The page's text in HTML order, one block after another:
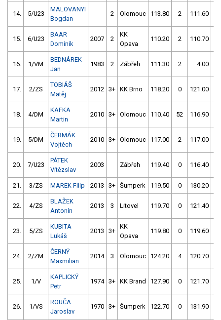
14. 5/U23
MALOVANYI
Bogdan
2 Olomouc 113.80 2 111.60
15. 6/U23
BAAR
Dominik
2007 2
KK
Opava
110.20 2 110.70
16. 1/VM
BEDNÁREK
Jan
1983 2 Zábřeh 111.30 2 4.00
17. 2/ZS
TOBIÁŠ
Matěj
2012 3+ KK Brno 118.20 0 121.00
18. 4/DM
KAFKA
Martin
2010 3+ Olomouc 110.40 52 116.90
19. 5/DM
ČERMÁK
Vojtěch
2010 3+ Olomouc 117.00 2 117.00
20. 7/U23
PÁTEK
Vítězslav
2003 Zábřeh 119.40 0 116.40
21. 3/ZS MAREK Filip 2013 3+ Šumperk 119.50 0 130.20
22. 4/ZS
BLAŽEK
Antonín
2013 3 Litovel 119.70 0 121.40
23. 5/ZS
KUBITA
Lukáš
2013 3+
KK
Opava
119.80 0 119.60
24. 2/ZM
ČERNÝ
Maxmilian
2014 3 Olomouc 124.20 4 120.70
25. 1/V
KAPLICKÝ
Petr
1974 3+ KK Brand 127.90 0 121.70
26. 1/VS
ROUČA
Jaroslav
1970 3+ Šumperk 122.70 0 131.90